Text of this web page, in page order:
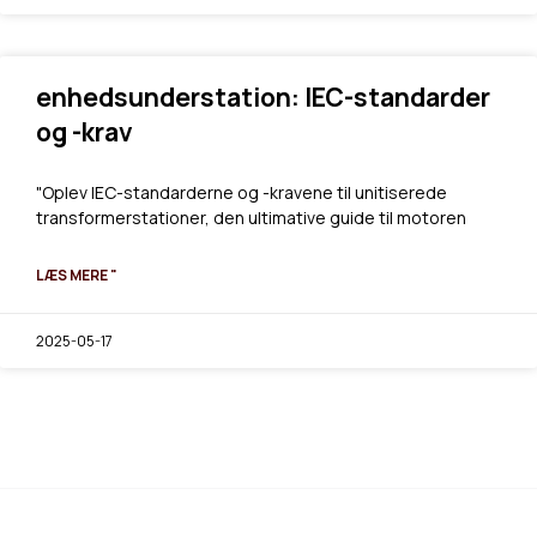
enhedsunderstation: IEC-standarder
og -krav
"Oplev IEC-standarderne og -kravene til unitiserede
transformerstationer, den ultimative guide til motoren
LÆS MERE "
2025-05-17